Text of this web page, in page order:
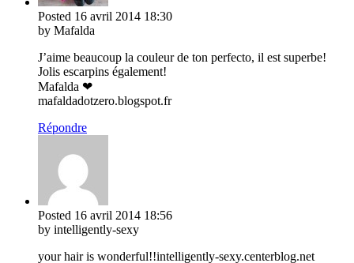
Posted 16 avril 2014 18:30
by Mafalda
J’aime beaucoup la couleur de ton perfecto, il est superbe!
Jolis escarpins également!
Mafalda ❤
mafaldadotzero.blogspot.fr
Répondre
Posted 16 avril 2014 18:56
by intelligently-sexy
your hair is wonderful!!intelligently-sexy.centerblog.net